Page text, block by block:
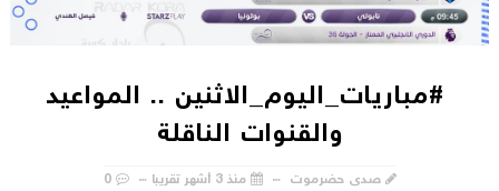
#مباريات_اليوم_الاثنين .. المواعيد
والقنوات الناقلة
صدى حضرموت منذ 3 أشهر تقريبا 0